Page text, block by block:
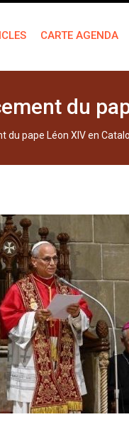
CARTE AGENDA
du
du pape Léon XIV en